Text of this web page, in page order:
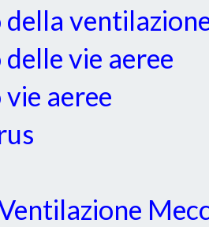
vie aeree
aeree